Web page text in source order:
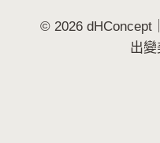
© 2026 dHConcept
出